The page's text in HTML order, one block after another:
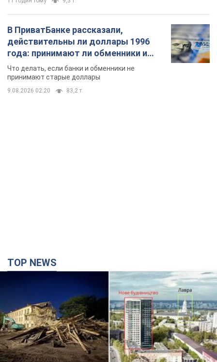
Киево-Печерскую лавру закроют 80-метровым
"монстром"? Почему киевские власти
отказались остановить строительство
небоскреба "московского верующего"
Какая реакция Кличко на петицию по отмене строительства
3 години тому 30,5 т.
Армия РФ выпустила по Одессе 11 ракет
различных типов и до 100 дронов: горели